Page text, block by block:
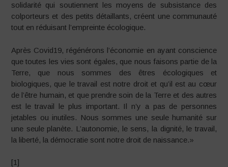
solidarité qui soutiennent les moyens de subsistance des
colporteurs et des petits détaillants, créent une communauté
tout en réduisant l’empreinte écologique.
Après Covid19, régénérons l’économie en ayant conscience
que toutes les vies sont égales, que nous faisons partie de la
Terre, que nous sommes des êtres écologiques et
biologiques, que le travail est notre droit et qu’il est au cœur
de l’être humain, et que prendre soin de la Terre et des autres
est le travail le plus important. Il n’y a pas de personnes
jetables ou inutiles. Nous sommes une seule humanité sur
une seule planète. L’autonomie, le sens, la dignité, le travail,
la liberté, la démocratie sont notre droit de naissance.»
[1]